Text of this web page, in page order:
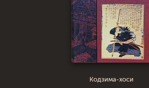
Кодзима-хоси